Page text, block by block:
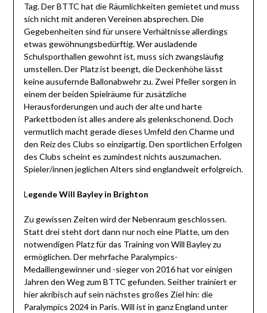
Tag. Der BTTC hat die Räumlichkeiten gemietet und muss
sich nicht mit anderen Vereinen absprechen. Die
Gegebenheiten sind für unsere Verhältnisse allerdings
etwas gewöhnungsbedürftig. Wer ausladende
Schulsporthallen gewohnt ist, muss sich zwangsläufig
umstellen. Der Platz ist beengt, die Deckenhöhe lässt
keine ausufernde Ballonabwehr zu. Zwei Pfeiler sorgen in
einem der beiden Spielräume für zusätzliche
Herausforderungen und auch der alte und harte
Parkettboden ist alles andere als gelenkschonend. Doch
vermutlich macht gerade dieses Umfeld den Charme und
den Reiz des Clubs so einzigartig. Den sportlichen Erfolgen
des Clubs scheint es zumindest nichts auszumachen.
Spieler/innen jeglichen Alters sind englandweit erfolgreich.
Legende Will Bayley in Brighton
Zu gewissen Zeiten wird der Nebenraum geschlossen.
Statt drei steht dort dann nur noch eine Platte, um den
notwendigen Platz für das Training von Will Bayley zu
ermöglichen. Der mehrfache Paralympics-
Medaillengewinner und -sieger von 2016 hat vor einigen
Jahren den Weg zum BTTC gefunden. Seither trainiert er
hier akribisch auf sein nächstes großes Ziel hin: die
Paralympics 2024 in Paris. Will ist in ganz England unter